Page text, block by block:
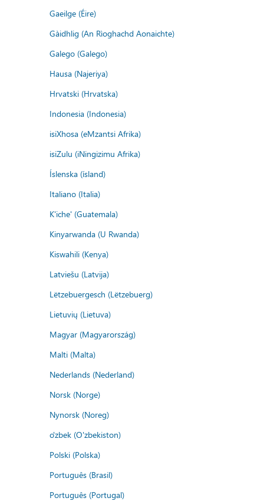
Gaeilge (Éire)
Gàidhlig (An Rìoghachd Aonaichte)
Galego (Galego)
Hausa (Najeriya)
Hrvatski (Hrvatska)
Indonesia (Indonesia)
isiXhosa (eMzantsi Afrika)
isiZulu (iNingizimu Afrika)
Íslenska (ísland)
Italiano (Italia)
K'iche' (Guatemala)
Kinyarwanda (U Rwanda)
Kiswahili (Kenya)
Latviešu (Latvija)
Lëtzebuergesch (Lëtzebuerg)
Lietuvių (Lietuva)
Magyar (Magyarország)
Malti (Malta)
Nederlands (Nederland)
Norsk (Norge)
Nynorsk (Noreg)
o'zbek (O'zbekiston)
Polski (Polska)
Português (Brasil)
Português (Portugal)